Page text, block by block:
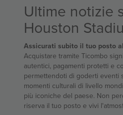
Ultime notizie
Houston
Assicurati subito il tuo posto
Acquistare tramite Ticombo
autentici, pagamenti protetti e
permettendoti di goderti eventi
momenti culturali di livello
più iconiche del paese. Non
riserva il tuo posto e vivi